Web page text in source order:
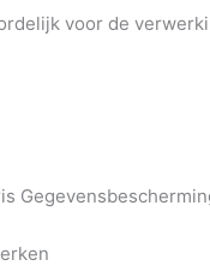
voor de